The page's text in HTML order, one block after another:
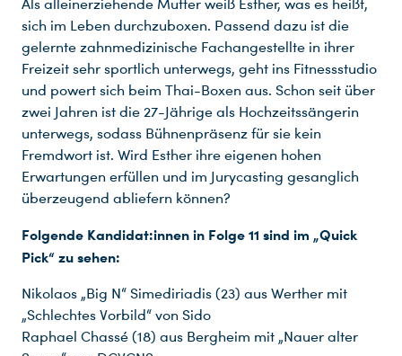
Als alleinerziehende Mutter weiß Esther, was es heißt,
sich im Leben durchzuboxen. Passend dazu ist die
gelernte zahnmedizinische Fachangestellte in ihrer
Freizeit sehr sportlich unterwegs, geht ins Fitnessstudio
und powert sich beim Thai-Boxen aus. Schon seit über
zwei Jahren ist die 27-Jährige als Hochzeitssängerin
unterwegs, sodass Bühnenpräsenz für sie kein
Fremdwort ist. Wird Esther ihre eigenen hohen
Erwartungen erfüllen und im Jurycasting gesanglich
überzeugend abliefern können?
Folgende Kandidat:innen in Folge 11 sind im „Quick
Pick“ zu sehen:
Nikolaos „Big N“ Simediriadis (23) aus Werther mit
„Schlechtes Vorbild“ von Sido
Raphael Chassé (18) aus Bergheim mit „Nauer alter